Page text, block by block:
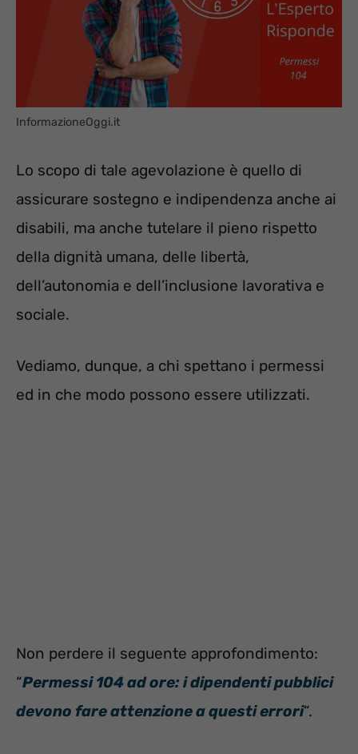
InformazioneOggi.it
Lo scopo di tale agevolazione è quello di
assicurare sostegno e indipendenza anche ai
disabili, ma anche tutelare il pieno rispetto
della dignità umana, delle libertà,
dell’autonomia e dell’inclusione lavorativa e
sociale.
Vediamo, dunque, a chi spettano i permessi
ed in che modo possono essere utilizzati.
Non perdere il seguente approfondimento:
“Permessi 104 ad ore: i dipendenti pubblici
devono fare attenzione a questi errori“.